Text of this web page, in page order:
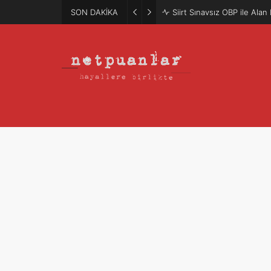
SON DAKİKA Mütercim Atama Puanları